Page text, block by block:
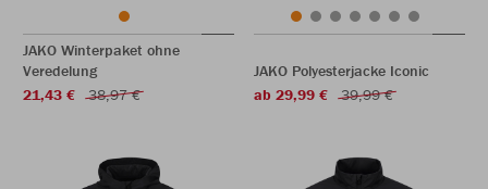
JAKO Winterpaket ohne
Veredelung
21,43 €
38,97 €
JAKO Polyesterjacke Iconic
ab 29,99 €
39,99 €